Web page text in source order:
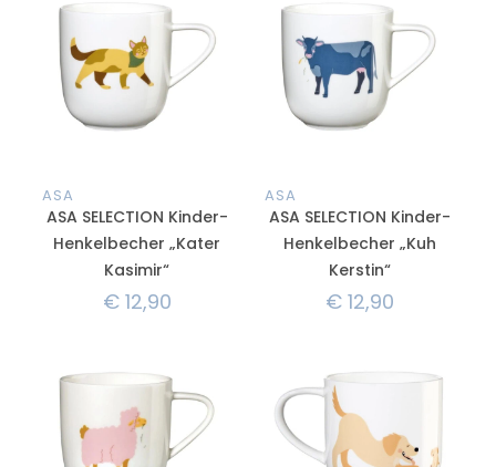
ASA
ASA SELECTION Kinder-
Henkelbecher „Kater
Kasimir“
€12,90
ASA
ASA SELECTION Kinder-
Henkelbecher „Kuh
Kerstin“
€12,90